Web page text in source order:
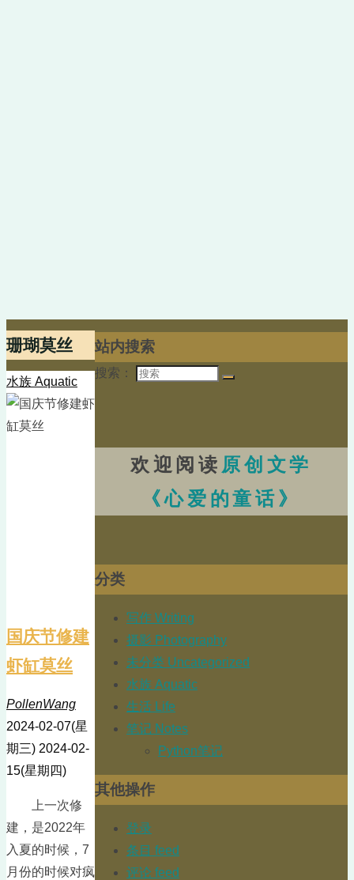
珊瑚莫丝
水族 Aquatic
国庆节修建
虾缸莫丝
PollenWang
2024-02-07(星
期三) 2024-02-
15(星期四)
上一次修
建，是2022年
入夏的时候，7
月份的时候对疯
站内搜索
搜索：
欢迎阅读 原创文学
《心爱的童话》
分类
写作 Writing
摄影 Photography
未分类 Uncategorized
水族 Aquatic
生活 Life
笔记 Notes
Python笔记
其他操作
登录
条目 feed
评论 feed